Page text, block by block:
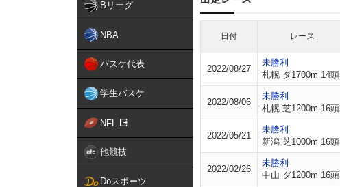
Bリーグ
NBA
バスケ代表
学生バスケ
NFL
他競技
Doスポーツ
日付 レース
2022/08/27
未勝利
札幌 ダ1700m 14頭
2022/08/06
未勝利
札幌 芝1200m 16頭
2022/05/21
未勝利
新潟 芝1000m 16頭
2022/02/26
未勝利
中山 ダ1200m 16頭